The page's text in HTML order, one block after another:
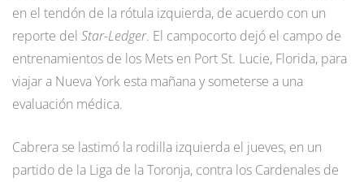
en el tendón de la rótula izquierda, de acuerdo con un
reporte del Star-Ledger. El campocorto dejó el campo de
entrenamientos de los Mets en Port St. Lucie, Florida, para
viajar a Nueva York esta mañana y someterse a una
evaluación médica.
Cabrera se lastimó la rodilla izquierda el jueves, en un
partido de la Liga de la Toronja, contra los Cardenales de